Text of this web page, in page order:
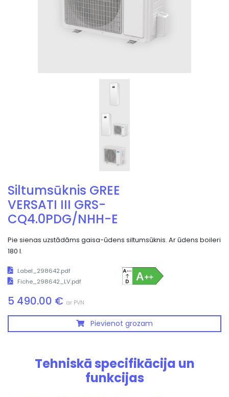
Siltumsūknis GREE
VERSATI III GRS-
CQ4.0PDG/NHH-E
Pie sienas uzstādāms gaisa-ūdens siltumsūknis. Ar ūdens boileri
180 l.
Label_298642.pdf
Fiche_298642_LV.pdf
5 490.00 € ar PVN
Pievienot grozam
Tehniskā specifikācija un
funkcijas